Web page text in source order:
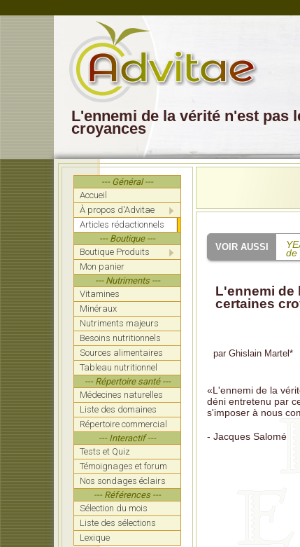
L'ennemi de la vérité n'est pas
croyances
--- Général ---
Accueil
À propos d'Advitae
Articles rédactionnels
--- Boutique ---
Boutique Produits
Mon panier
--- Nutriments ---
Vitamines
Minéraux
Nutriments majeurs
Besoins nutritionnels
Sources alimentaires
Tableau nutritionnel
--- Répertoire santé ---
Médecines naturelles
Liste des domaines
Répertoire commercial
--- Interactif ---
Tests et Quiz
Témoignages et forum
Nos sondages éclairs
--- Références ---
Sélection du mois
Liste des sélections
Lexique
de
L'ennemi de
certaines
par Ghislain Martel *
«L'ennemi de la
déni entretenu par
s'imposer à nous
- Jacques Salomé